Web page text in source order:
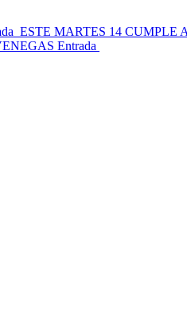
ESTE MARTES 14 CUMPLE
Entrada